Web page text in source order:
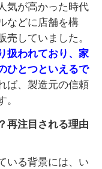
気が高かった時代
などに店舗を構
売していました。
扱われており、家
ひとつといえるで
ば、製造元の信頼
再注目される理由
いる背景には、い